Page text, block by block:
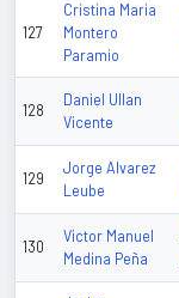
127
Cristina Maria
Montero
Paramio
128
Daniel Ullan
Vicente
129
Jorge Alvarez
Leube
130
Victor Manuel
Medina Peña